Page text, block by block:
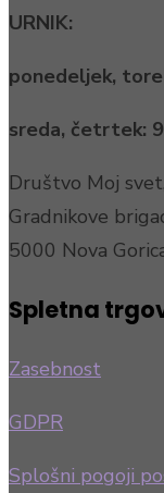
URNIK:
ponedeljek,
sreda, četrtek:
Društvo Moj
Gradnikove
5000 Nova
Spletna
Zasebnost
GDPR
Splošni pogoji